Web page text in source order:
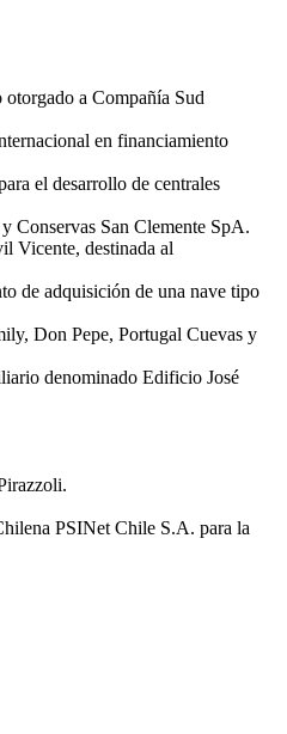
a Compañía Sud
en financiamiento
el desarrollo de centrales
Conservas San Clemente SpA.
Vicente, destinada al
de adquisición de una nave tipo
Don Pepe, Portugal Cuevas y
denominado Edificio José
PSINet Chile S.A. para la